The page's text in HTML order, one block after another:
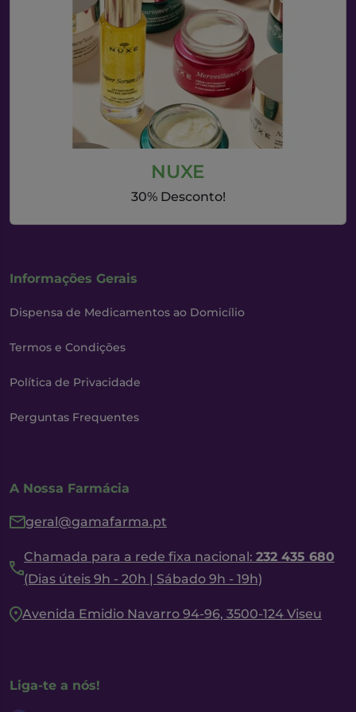
NUXE
30% Desconto!
Informações Gerais
Dispensa de Medicamentos ao Domicílio
Termos e Condições
Política de Privacidade
Perguntas Frequentes
A Nossa Farmácia
geral@gamafarma.pt
Chamada para a rede fixa nacional: 232 435 680
(Dias úteis 9h - 20h | Sábado 9h - 19h)
Avenida Emidio Navarro 94-96, 3500-124 Viseu
Liga-te a nós!